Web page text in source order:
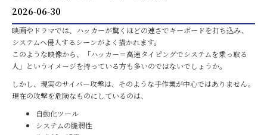
2026-06-30
映画やドラマでは、ハッカーが驚くほどの速さでキーボードを打ち込み、
システムへ侵入するシーンがよく描かれます。
このような映像から、「ハッカー＝高速タイピングでシステムを乗っ取る
人」というイメージを持っている方も多いのではないでしょうか。
しかし、現実のサイバー攻撃は、そのような手作業が中心ではありません。
現在の攻撃を危険なものにしているのは、
自動化ツール
システムの脆弱性